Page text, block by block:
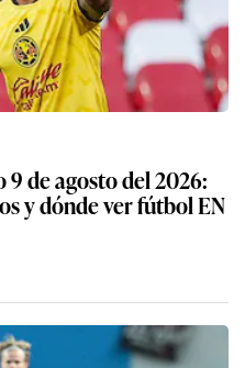
de agosto del 2026:
y dónde ver fútbol EN